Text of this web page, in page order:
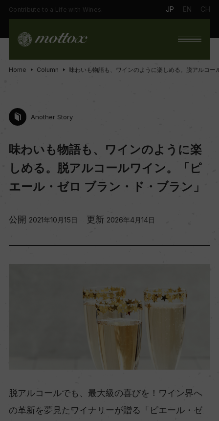
Contribute to a Life with Wines. JP EN CH
Home Column 味わいも物語も、ワインのように楽しめる。脱アルコ
Another Story
味わいも物語も、ワインのように楽
しめる。脱アルコールワイン。「ピ
エール・ゼロ ブラン・ド・ブラン」
公開 2021年10月15日 更新 2026年4月14日
脱アルコールでも、最大級の喜びを！ワイン界へ
の革新を夢見たワイナリーが贈る「ピエール・ゼ